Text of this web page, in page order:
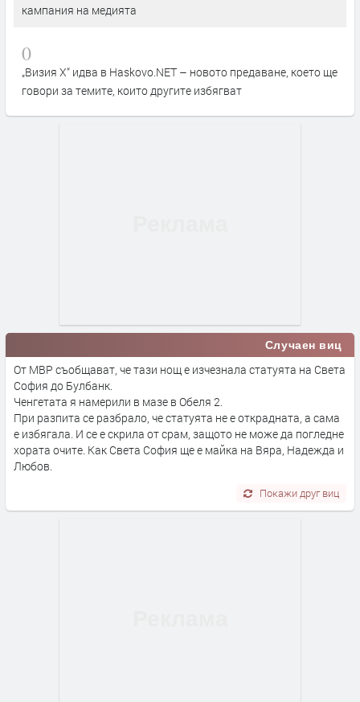
кампания на медията
0
„Визия Х“ идва в Haskovo.NET – новото предаване, което ще
говори за темите, които другите избягват
Случаен виц
От МВР съобщават, че тази нощ е изчезнала статуята на Света
София до Булбанк.
Ченгетата я намерили в мазе в Обеля 2.
При разпита се разбрало, че статуята не е открадната, а сама
е избягала. И се е скрила от срам, защото не може да погледне
хората очите. Как Света София ще е майка на Вяра, Надежда и
Любов.
Покажи друг виц